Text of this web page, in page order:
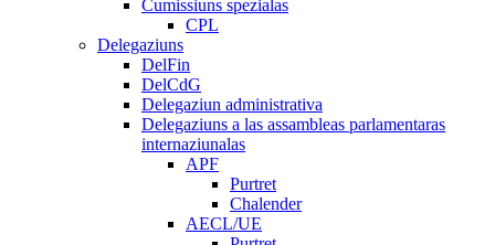
Cumissiuns spezialas
CPL
Delegaziuns
DelFin
DelCdG
Delegaziun administrativa
Delegaziuns a las assambleas parlamentaras
internaziunalas
APF
Purtret
Chalender
AECL/UE